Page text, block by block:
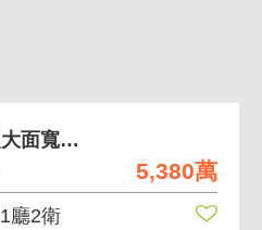
5,380萬
景美女中連鎖金店 超大面寬連鎖金店
1廳2衛